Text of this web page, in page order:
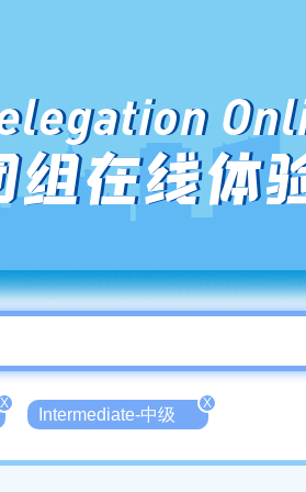
组在线体
X
Intermediate-中级
X